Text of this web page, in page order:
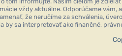
vždy aktuálne. Odporúčame
že neručíme za schválenia,
by sa interpretovať ako finančné,